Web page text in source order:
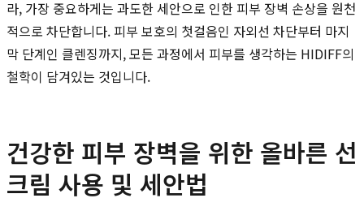
라, 가장 중요하게는 과도한 세안으로 인한 피부 장벽 손상을 원천
적으로 차단합니다. 피부 보호의 첫걸음인 자외선 차단부터 마지
막 단계인 클렌징까지, 모든 과정에서 피부를 생각하는 HIDIFF의
철학이 담겨있는 것입니다.
건강한 피부 장벽을 위한 올바른 선
크림 사용 및 세안법